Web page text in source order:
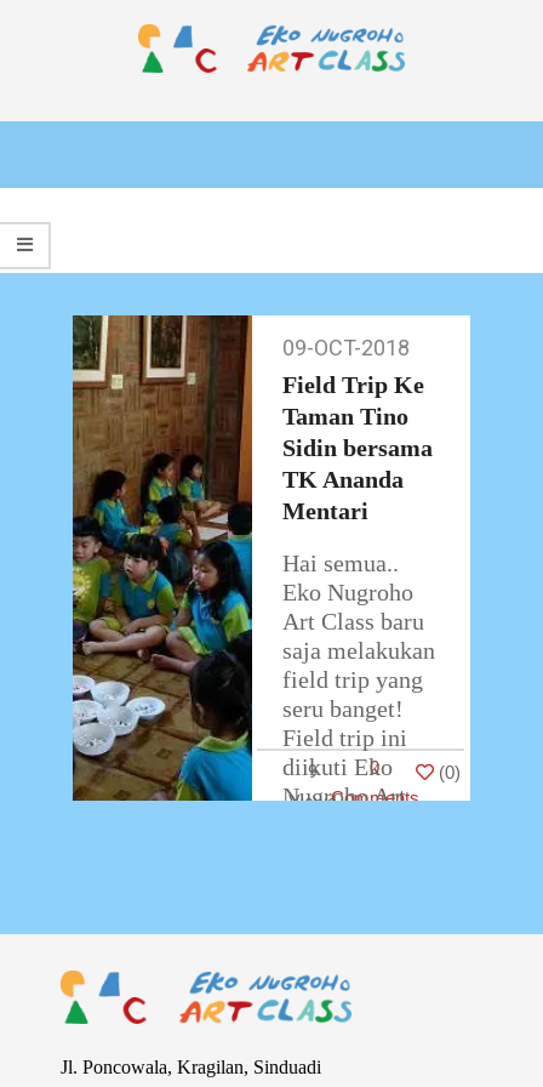
ART
CLASS
Primary
Menu
Oct-
2018
09-OCT-2018
Field Trip Ke
Taman Tino
Sidin bersama
TK Ananda
Mentari
Hai semua..
Eko Nugroho
Art Class baru
saja melakukan
field trip yang
seru banget!
Field trip ini
diikuti Eko
Nugroho Art
9
0
Comments
(0)
Jl. Poncowala, Kragilan, Sinduadi